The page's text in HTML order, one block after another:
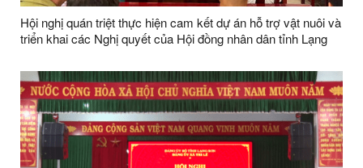
Hội nghị quán triệt thực hiện cam kết dự án hỗ trợ vật nuôi và
triển khai các Nghị quyết của Hội đồng nhân dân tỉnh Lạng